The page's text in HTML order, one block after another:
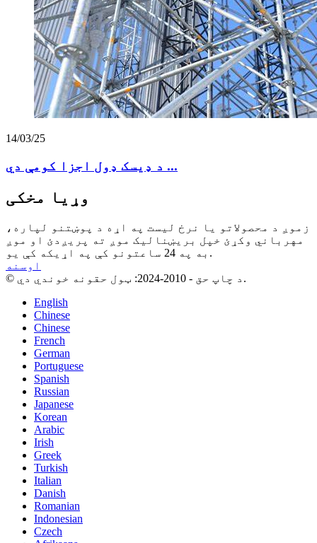
14/03/25
د ډیسک ډول اجزا کومې دي ...
وړیا مخکی
زموږ د محصولاتو یا نرخ لیست په اړه د پوښتنو لپاره،
مهرباني وکړئ خپل بریښنالیک موږ ته پریږدئ او موږ
به په 24 ساعتونو کې په اړیکه کې یو.
اوسنه
© د چاپ حق - 2010-2024: ټول حقونه خوندي دي.
English
Chinese
Chinese
French
German
Portuguese
Spanish
Russian
Japanese
Korean
Arabic
Irish
Greek
Turkish
Italian
Danish
Romanian
Indonesian
Czech